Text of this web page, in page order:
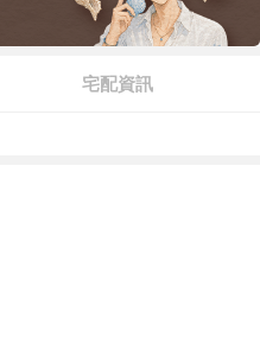
宅配資訊